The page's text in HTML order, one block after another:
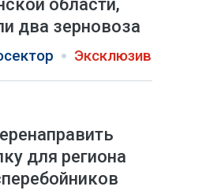
области,
два зерновоза
Эксклюзив
для региона